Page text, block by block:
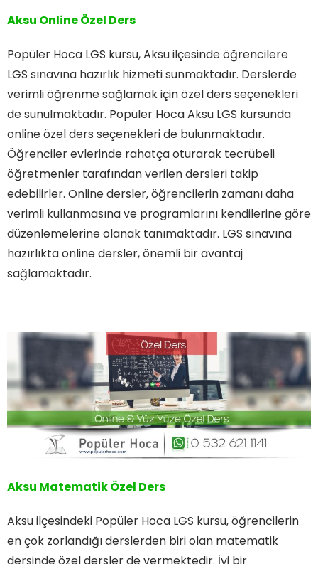
Aksu Online Özel Ders
Popüler Hoca LGS kursu, Aksu ilçesinde öğrencilere
LGS sınavına hazırlık hizmeti sunmaktadır. Derslerde
verimli öğrenme sağlamak için özel ders seçenekleri
de sunulmaktadır. Popüler Hoca Aksu LGS kursunda
online özel ders seçenekleri de bulunmaktadır.
Öğrenciler evlerinde rahatça oturarak tecrübeli
öğretmenler tarafından verilen dersleri takip
edebilirler. Online dersler, öğrencilerin zamanı daha
verimli kullanmasına ve programlarını kendilerine göre
düzenlemelerine olanak tanımaktadır. LGS sınavına
hazırlıkta online dersler, önemli bir avantaj
sağlamaktadır.
Aksu Matematik Özel Ders
Aksu ilçesindeki Popüler Hoca LGS kursu, öğrencilerin
en çok zorlandığı derslerden biri olan matematik